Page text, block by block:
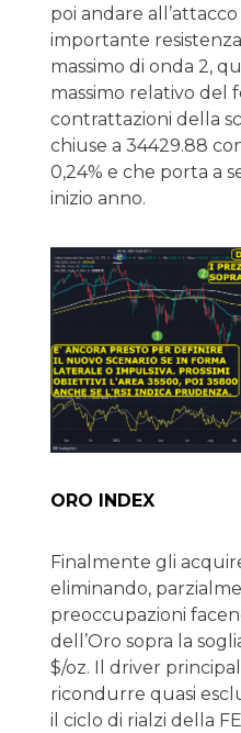
poi andare
importante
massimo di onda 2,
massimo relativo del
contrattazioni della
chiuse a 34429.88
0,24% e che porta a
inizio anno.
ORO INDEX
Finalmente gli
eliminando,
preoccupazioni
dell’Oro sopra la
$/oz. Il driver
ricondurre quasi
il ciclo di rialzi della